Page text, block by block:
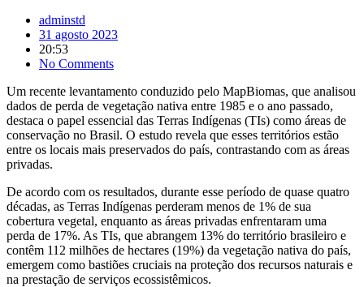
adminstd
31 agosto 2023
20:53
No Comments
Um recente levantamento conduzido pelo MapBiomas, que analisou
dados de perda de vegetação nativa entre 1985 e o ano passado,
destaca o papel essencial das Terras Indígenas (TIs) como áreas de
conservação no Brasil. O estudo revela que esses territórios estão
entre os locais mais preservados do país, contrastando com as áreas
privadas.
De acordo com os resultados, durante esse período de quase quatro
décadas, as Terras Indígenas perderam menos de 1% de sua
cobertura vegetal, enquanto as áreas privadas enfrentaram uma
perda de 17%. As TIs, que abrangem 13% do território brasileiro e
contêm 112 milhões de hectares (19%) da vegetação nativa do país,
emergem como bastiões cruciais na proteção dos recursos naturais e
na prestação de serviços ecossistêmicos.